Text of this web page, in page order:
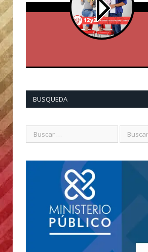
BUSQUEDA